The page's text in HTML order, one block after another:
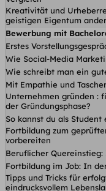
Kreativität und
geistigen Eigentum
Bewerbung mit
Erstes
Wie Social-Media
Wie schreibt man ein
Mit Empathie und
Unternehmen gründen :
der Gründungsphase?
So kannst du als
Fortbildung zum
vorbereiten
Beruflicher
Fortbildung im Job: In
Tipps und Tricks für
eindrucksvollem